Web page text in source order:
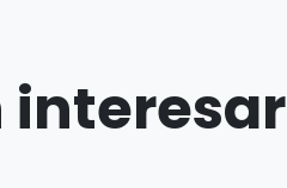
interesar